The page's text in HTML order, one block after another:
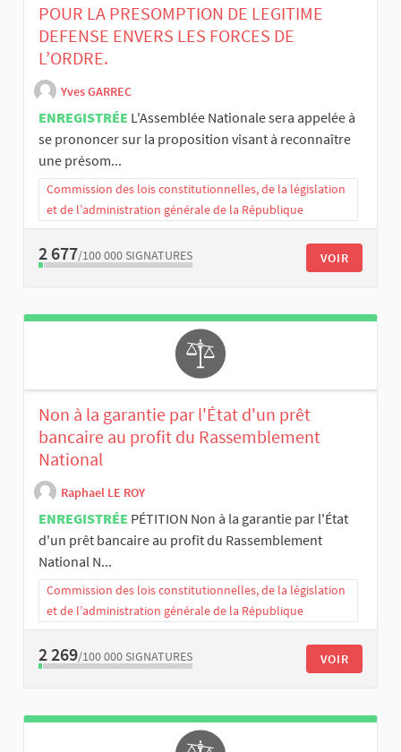
POUR LA PRESOMPTION DE LEGITIME
DEFENSE ENVERS LES FORCES DE
L’ORDRE.
Yves GARREC
ENREGISTRÉE L'Assemblée Nationale sera appelée à
se prononcer sur la proposition visant à reconnaître
une présom...
Commission des lois constitutionnelles, de la législation
et de l’administration générale de la République
2 677/100 000 SIGNATURES VOIR
Non à la garantie par l'État d'un prêt
bancaire au profit du Rassemblement
National
Raphael LE ROY
ENREGISTRÉE PÉTITION Non à la garantie par l'État
d'un prêt bancaire au profit du Rassemblement
National N...
Commission des lois constitutionnelles, de la législation
et de l’administration générale de la République
2 269/100 000 SIGNATURES VOIR